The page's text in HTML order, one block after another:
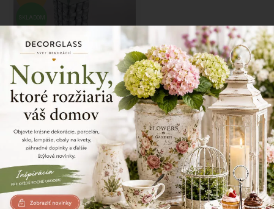
SKLADOM
Sklenený svietnik, zrkadlový,
23x12x12 cm
23,75 €
33,96€
-30%